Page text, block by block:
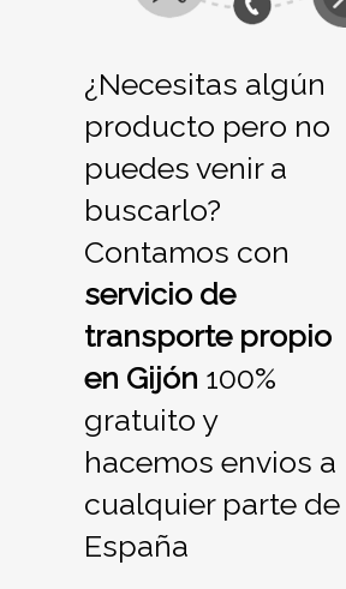
¿Necesitas algún
producto pero no
puedes venir a
buscarlo?
Contamos con
servicio de
transporte propio
en Gijón 100%
gratuito y
hacemos envios a
cualquier parte de
España